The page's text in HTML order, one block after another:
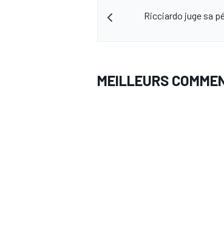
Ricciardo juge sa
MEILLEURS